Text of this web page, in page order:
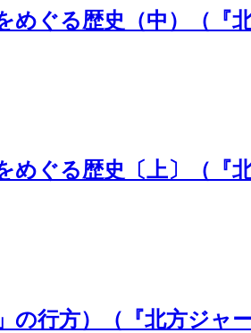
ぐる歴史（中）（『
ぐる歴史〔上〕（『
行方）（『北方ジャー